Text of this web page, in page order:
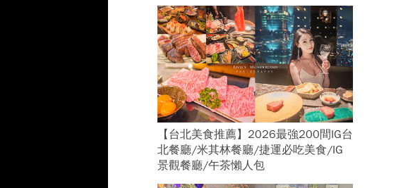
【台北美食推薦】2026最強200間IG台
北餐廳/米其林餐廳/捷運必吃美食/IG
景觀餐廳/午茶懶人包